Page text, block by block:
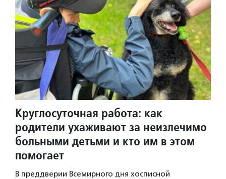
Круглосуточная работа: как
родители ухаживают за неизлечимо
больными детьми и кто им в этом
помогает
В преддверии Всемирного дня хосписной